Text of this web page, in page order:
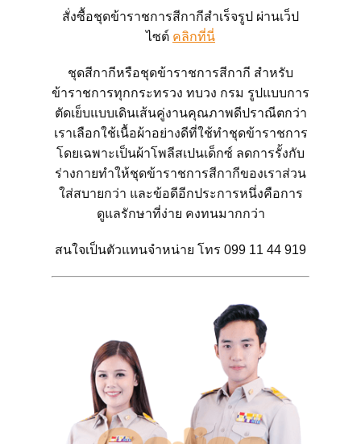
สั่งซื้อชุดข้าราชการสีกากีสำเร็จรูป ผ่านเว็ป
ไซต์ คลิกที่นี่
ชุดสีกากีหรือชุดข้าราชการสีกากี สำหรับ
ข้าราชการทุกกระทรวง ทบวง กรม รูปแบบการ
ตัดเย็บแบบเดินเส้นคู่งานคุณภาพดีปราณีตกว่า
เราเลือกใช้เนื้อผ้าอย่างดีที่ใช้ทำชุดข้าราชการ
โดยเฉพาะเป็นผ้าโพลีสเปนเด็กซ์ ลดการรั้งกับ
ร่างกายทำให้ชุดข้าราชการสีกากีของเราส่วน
ใส่สบายกว่า และข้อดีอีกประการหนึ่งคือการ
ดูแลรักษาที่ง่าย คงทนมากกว่า
สนใจเป็นตัวแทนจำหน่าย โทร 099 11 44 919